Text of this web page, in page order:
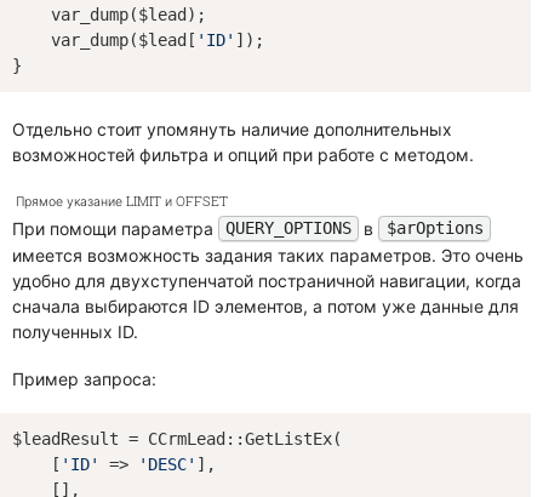
    var_dump($lead);
    var_dump($lead[
'ID' ]);
Отдельно стоит упомянуть наличие дополнительных
возможностей фильтра и опций при работе с методом.
Прямое указание LIMIT и OFFSET
При помощи параметра QUERY_OPTIONS в $arOptions
имеется возможность задания таких параметров. Это очень
удобно для двухступенчатой постраничной навигации, когда
сначала выбираются ID элементов, а потом уже данные для
полученных ID.
Пример запроса:
$leadResult = CCrmLead::GetListEx(
    [
'ID' => 'DESC' ],
    [],